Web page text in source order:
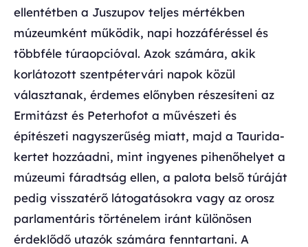
ellentétben a Juszupov teljes mértékben
múzeumként működik, napi hozzáféréssel és
többféle túraopcióval. Azok számára, akik
korlátozott szentpétervári napok közül
választanak, érdemes előnyben részesíteni az
Ermitázst és Peterhofot a művészeti és
építészeti nagyszerűség miatt, majd a Taurida-
kertet hozzáadni, mint ingyenes pihenőhelyet a
múzeumi fáradtság ellen, a palota belső túráját
pedig visszatérő látogatásokra vagy az orosz
parlamentáris történelem iránt különösen
érdeklődő utazók számára fenntartani. A